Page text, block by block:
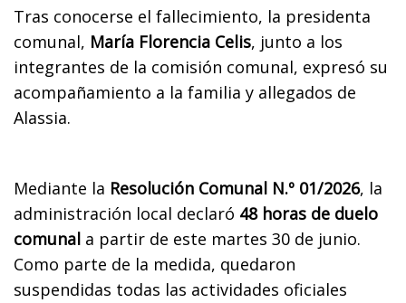
Tras conocerse el fallecimiento, la presidenta
comunal, María Florencia Celis, junto a los
integrantes de la comisión comunal, expresó su
acompañamiento a la familia y allegados de
Alassia.
Mediante la Resolución Comunal N.º 01/2026, la
administración local declaró 48 horas de duelo
comunal a partir de este martes 30 de junio.
Como parte de la medida, quedaron
suspendidas todas las actividades oficiales